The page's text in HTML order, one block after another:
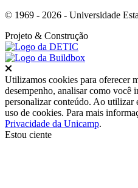
© 1969 - 2026 - Universidade
Projeto & Construção
Utilizamos cookies para oferecer
desempenho, analisar como você
personalizar conteúdo. Ao utilizar
uso de cookies. Para mais
Privacidade da Unicamp.
Estou ciente